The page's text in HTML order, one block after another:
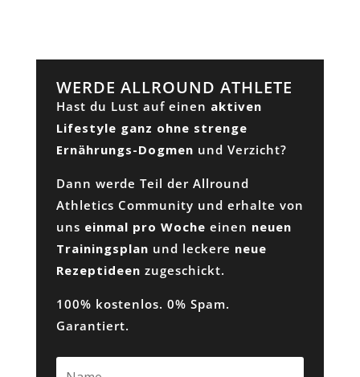
WERDE ALLROUND ATHLETE
Hast du Lust auf einen aktiven
Lifestyle ganz ohne strenge
Ernährungs-Dogmen und Verzicht?
Dann werde Teil der Allround
Athletics Community und erhalte von
uns einmal pro Woche einen neuen
Trainingsplan und leckere neue
Rezeptideen zugeschickt.
100% kostenlos. 0% Spam.
Garantiert.